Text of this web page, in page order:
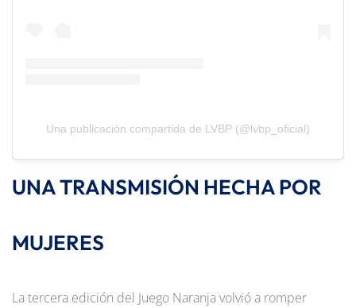
Una publicación compartida de LVBP (@lvbp_oficial)
UNA TRANSMISIÓN HECHA POR
MUJERES
La tercera edición del Juego Naranja volvió a romper